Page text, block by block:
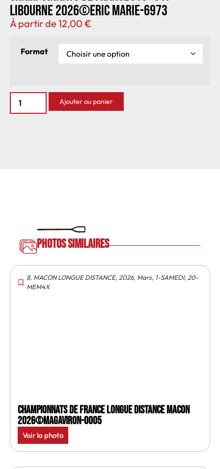
Libourne 2026©Eric Marie-6973
À partir de 12,00€
Format
Ajouter au panier
Photos similaires
8, MACON LONGUE DISTANCE, 2026, Mars, 1-SAMEDI, 20-
MEM4X
Championnats de France longue distance Macon
2026©MagAviron-0005
Voir la photo